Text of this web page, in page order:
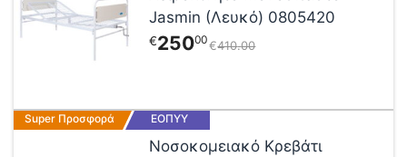
Jasmin (Λευκό) 0805420
410 00
€
25000
€
ΕΟΠΥΥ
Super Προσφορά
Νοσοκομειακό Κρεβάτι